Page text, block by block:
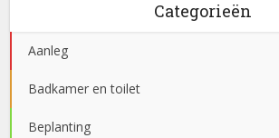
Categorieën
Aanleg
Badkamer en toilet
Beplanting